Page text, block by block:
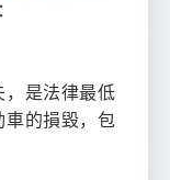
，是法律最低
車的損毀，包